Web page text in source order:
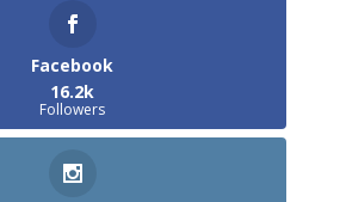
Facebook
16.2k
Followers